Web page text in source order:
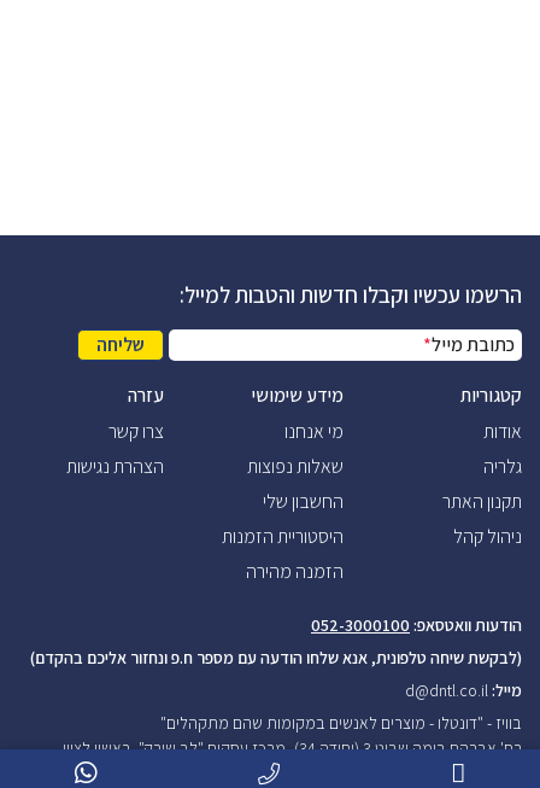
הרשמו עכשיו וקבלו חדשות והטבות למייל:
כתובת מייל*
שליחה
קטגוריות
אודות
גלריה
תקנון האתר
ניהול קהל
מידע שימושי
מי אנחנו
שאלות נפוצות
החשבון שלי
היסטוריית הזמנות
הזמנה מהירה
עזרה
צרו קשר
הצהרת נגישות
הודעות וואטסאפ: 052-3000100
(לבקשת שיחה טלפונית, אנא שלחו הודעה עם מספר ח.פ ונחזור אליכם בהקדם)
מייל:d@dntl.co.il
בוויז - "דונטלו - מוצרים לאנשים במקומות שהם מתקהלים"
רח' אברהם בומה שביט 3 (יחידה 34), מרכז עסקים "לב שורק", ראשון לציון